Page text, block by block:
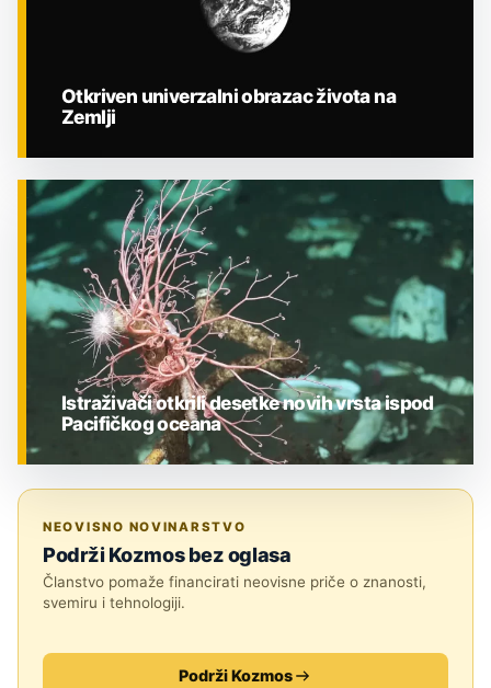
ZNANOST
Otkriven univerzalni obrazac života na
Zemlji
Istraživači otkrili desetke novih vrsta ispod
Pacifičkog oceana
NEOVISNO NOVINARSTVO
Podrži Kozmos bez oglasa
Članstvo pomaže financirati neovisne priče o znanosti,
svemiru i tehnologiji.
Podrži Kozmos